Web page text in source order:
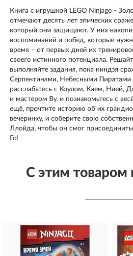
Книга с игрушкой LEGO Ninjago -
отмечают десять лет эпических
который они защищают. У них
воспоминаний и побед, которые
время – от первых дней их
своего истинного потенциала.
выполняйте задания, пока ниндзя
Серпентинами, Небесными Пиратами
расслабьтесь с Коулом, Каем, Нией,
и мастером Ву, и познакомьтесь с
ещё, прочтите историю об их
вечеринку, и соберите свою
Ллойда, чтобы он смог
Го!
С этим товаром